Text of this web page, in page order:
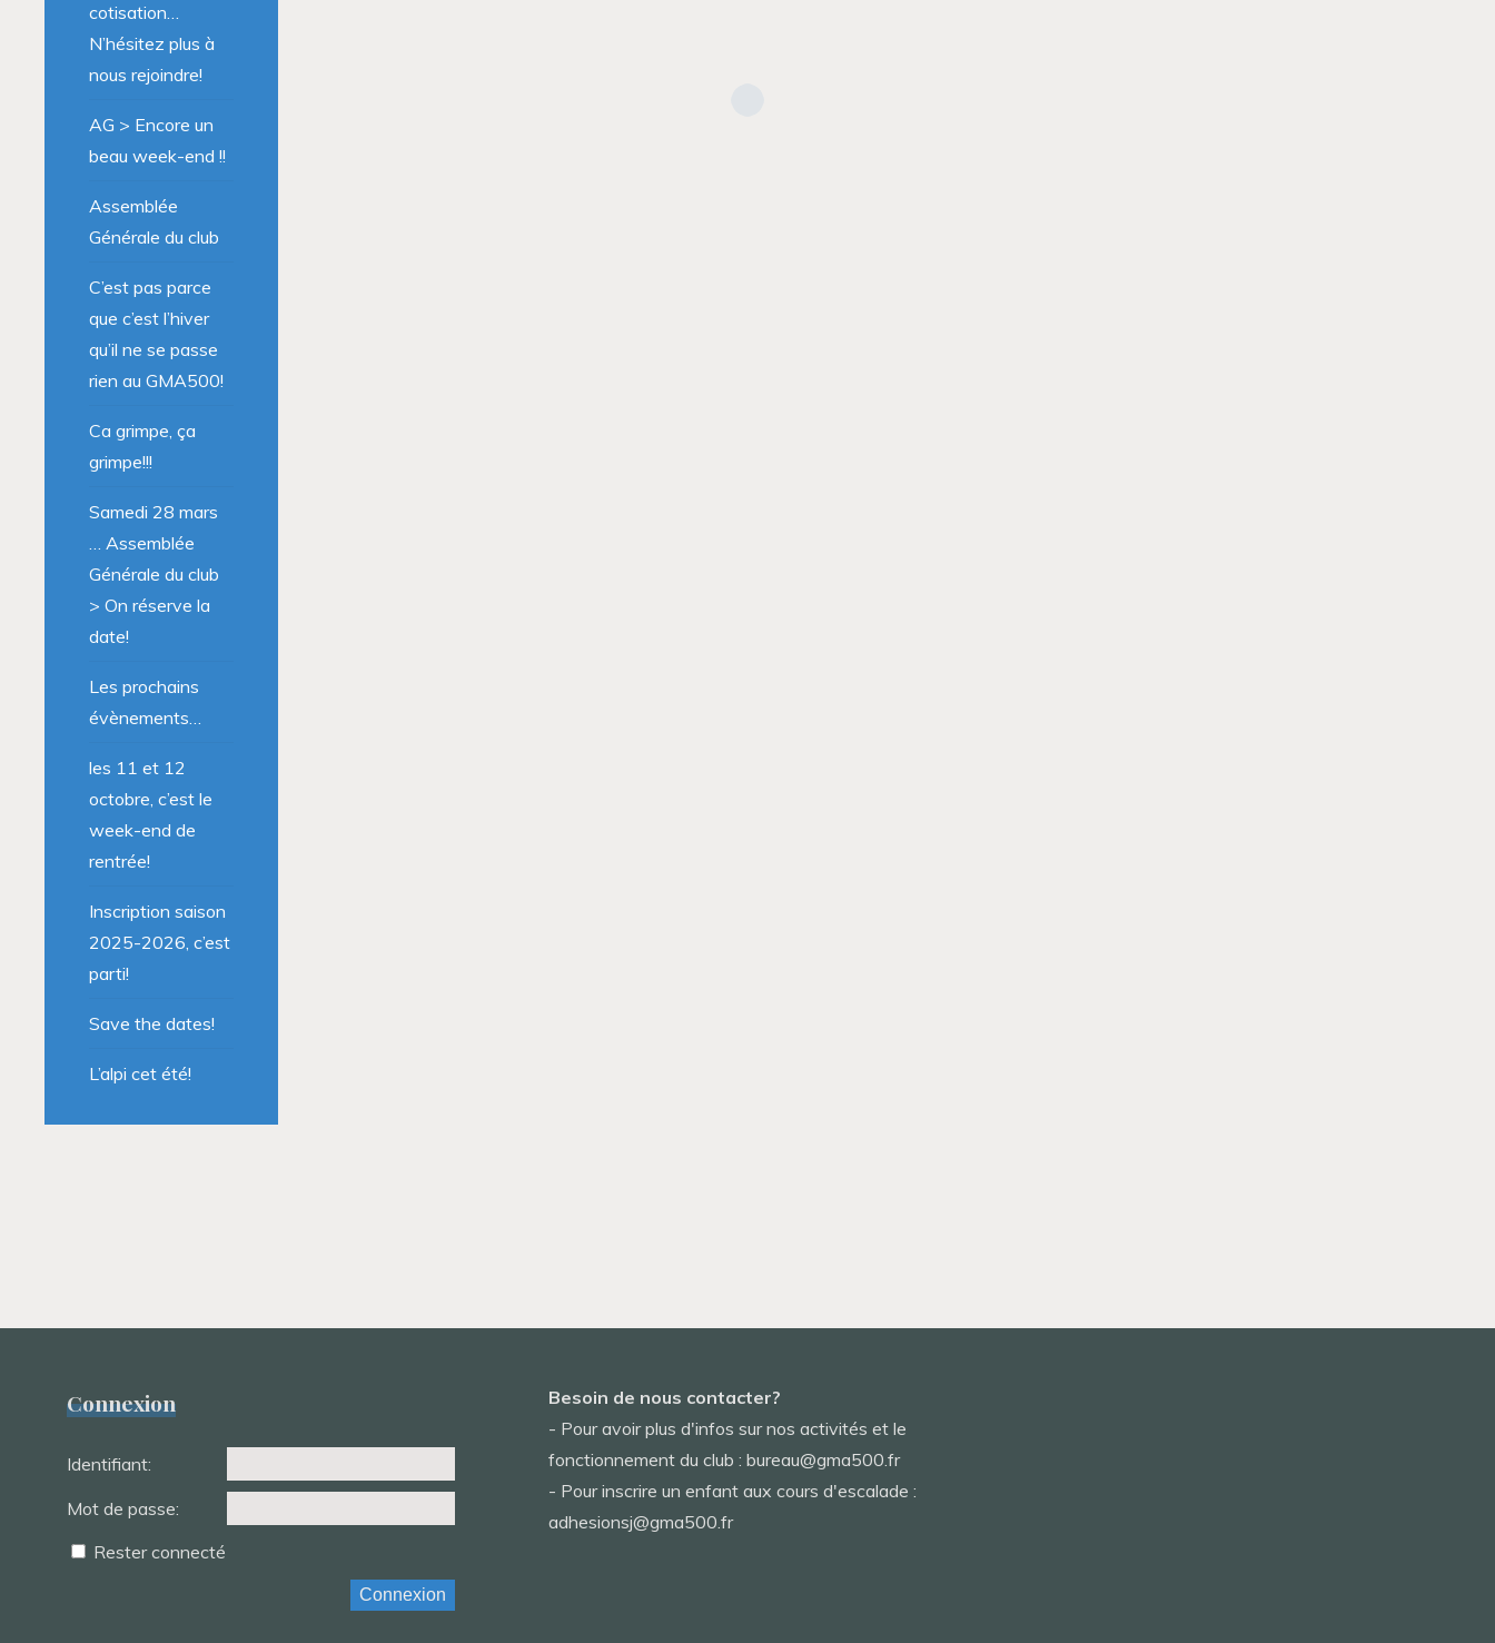
cotisation…
N’hésitez plus à
nous rejoindre!
AG > Encore un
beau week-end !!
Assemblée
Générale du club
C’est pas parce
que c’est l’hiver
qu’il ne se passe
rien au GMA500!
Ca grimpe, ça
grimpe!!!
Samedi 28 mars
… Assemblée
Générale du club
> On réserve la
date!
Les prochains
évènements…
les 11 et 12
octobre, c’est le
week-end de
rentrée!
Inscription saison
2025-2026, c’est
parti!
Save the dates!
L’alpi cet été!
Connexion
Identifiant:
Mot de passe:
Rester connecté
Connexion
Besoin de nous contacter?
- Pour avoir plus d'infos sur nos activités et le
fonctionnement du club : bureau@gma500.fr
- Pour inscrire un enfant aux cours d'escalade :
adhesionsj@gma500.fr